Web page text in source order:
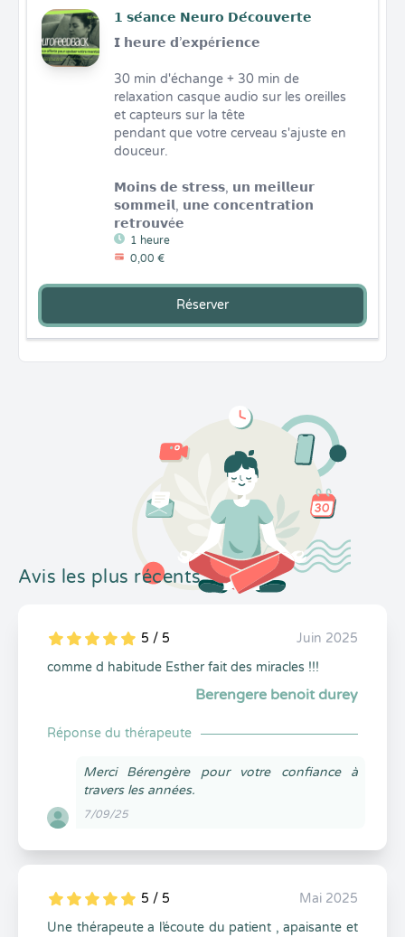
𝟭 𝘀𝗲́𝗮𝗻𝗰𝗲 𝗡𝗲𝘂𝗿𝗼 𝗗𝗲́𝗰𝗼𝘂𝘃𝗲𝗿𝘁𝗲
1 heure
0,00 €
𝗜 𝗵𝗲𝘂𝗿𝗲 𝗱’𝗲𝘅𝗽é𝗿𝗶𝗲𝗻𝗰𝗲
30 min d'échange + 30 min de
relaxation casque audio sur les oreilles
et capteurs sur la tête
pendant que votre cerveau s'ajuste en
douceur.
𝗠𝗼𝗶𝗻𝘀 𝗱𝗲 𝘀𝘁𝗿𝗲𝘀𝘀, 𝘂𝗻 𝗺𝗲𝗶𝗹𝗹𝗲𝘂𝗿
𝘀𝗼𝗺𝗺𝗲𝗶𝗹, 𝘂𝗻𝗲 𝗰𝗼𝗻𝗰𝗲𝗻𝘁𝗿𝗮𝘁𝗶𝗼𝗻
𝗿𝗲𝘁𝗿𝗼𝘂𝘃é𝗲
Réserver
Avis les plus récents
5
1
5
0 5 / 5
Juin 2025
comme d habitude Esther fait des miracles !!!
Berengere benoit durey
Réponse du thérapeute
Merci Bérengère pour votre confiance à
travers les années.
7/09/25
5
1
5
0 5 / 5
Mai 2025
Une thérapeute a l’écoute du patient , apaisante et